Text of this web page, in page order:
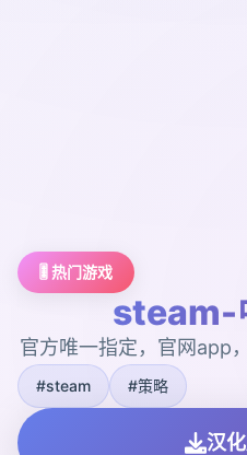
🎚️ 热门游戏
steam-
官方唯一指定，官网app
#steam #策略
汉